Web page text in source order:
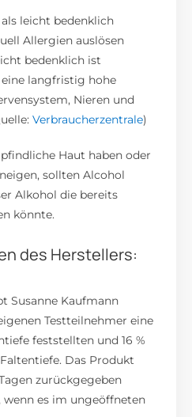
leicht bedenklich
Allergien auslösen
bedenklich ist
langfristig hohe
Nieren und
Verbraucherzentrale)
Haut haben oder
sollten Alcohol
Alkohol die bereits
könnte.
des Herstellers:
Susanne Kaufmann
Testteilnehmer eine
feststellten und 16 %
Das Produkt
zurückgegeben
wenn es im ungeöffneten